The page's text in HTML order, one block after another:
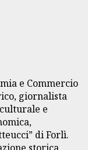
e Commercio
giornalista
e
di Forlì.